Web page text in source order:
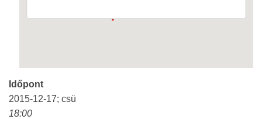
Időpont
2015-12-17; csü
18:00